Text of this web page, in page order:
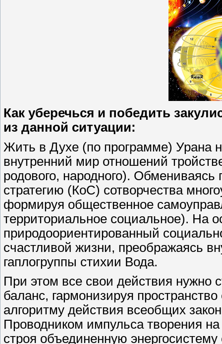
Как уберечься и победить
из данной ситуации:
Жить в Духе (по программе) Урана
внутренний мир отношений
родового, народного).
стратегию (КоС) сотворчества
формируя общественное
территориальное социальное).
природоориентированный
счастливой жизни, преображаясь
гаплогруппы стихии Вода.
При этом все свои действия нужно
баланс, гармонизируя
алгоритму действия всеобщих
Проводником импульса творения
строя объединенную